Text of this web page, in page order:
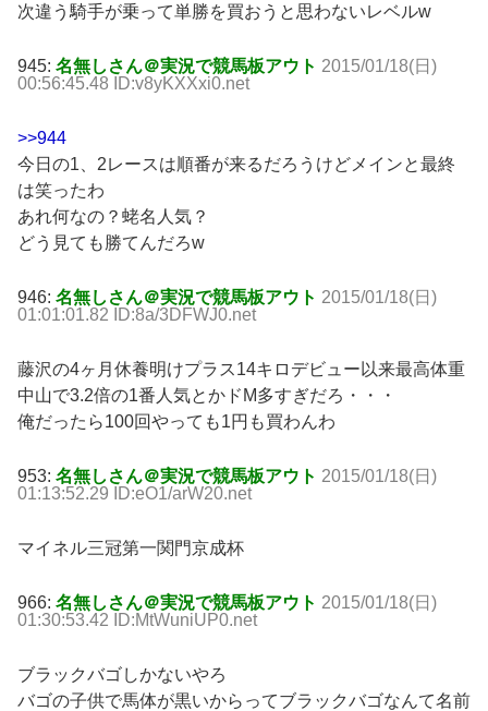
次違う騎手が乗って単勝を買おうと思わないレベルw
945: 名無しさん＠実況で競馬板アウト 2015/01/18(日)
00:56:45.48 ID:v8yKXXxi0.net
>>944
今日の1、2レースは順番が来るだろうけどメインと最終
は笑ったわ
あれ何なの？蛯名人気？
どう見ても勝てんだろw
946: 名無しさん＠実況で競馬板アウト 2015/01/18(日)
01:01:01.82 ID:8a/3DFWJ0.net
藤沢の4ヶ月休養明けプラス14キロデビュー以来最高体重
中山で3.2倍の1番人気とかドM多すぎだろ・・・
俺だったら100回やっても1円も買わんわ
953: 名無しさん＠実況で競馬板アウト 2015/01/18(日)
01:13:52.29 ID:eO1/arW20.net
マイネル三冠第一関門京成杯
966: 名無しさん＠実況で競馬板アウト 2015/01/18(日)
01:30:53.42 ID:MtWuniUP0.net
ブラックバゴしかないやろ
バゴの子供で馬体が黒いからってブラックバゴなんて名前